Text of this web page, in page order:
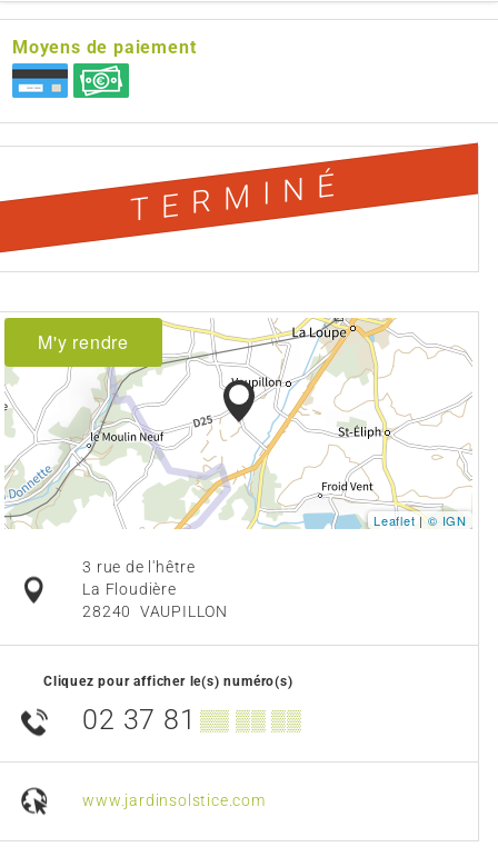
Moyens de paiement
TERMINÉ
M'y rendre
Leaflet|© IGN
3 rue de l'hêtre
La Floudière
28240 VAUPILLON
Cliquez pour afficher le(s) numéro(s)
02 37 81 ▒▒ ▒▒ ▒▒
www.jardinsolstice.com